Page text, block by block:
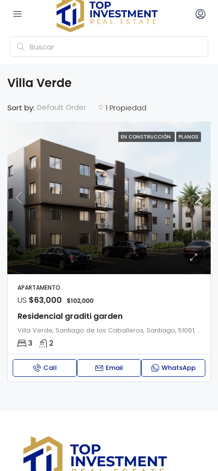
Villa Verde
1 Propiedad
Sort by: Default Order
EN CONSTRUCCIÓN PLANOS
APARTAMENTO
US $63,000 $102,000
Residencial graditi garden
Villa Verde, Santiago de los Caballeros, Santiago, 51061, República Dominicana
3 2
Call Email WhatsApp